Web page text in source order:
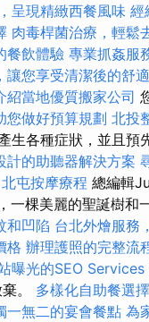
呈現精緻西餐風味 經
肉毒桿菌治療，輕鬆
餐飲體驗 專業抓姦服
讓您享受清潔後的舒
紹當地優質搬家公司
您做好預算規劃 北投
生各種症狀，並且預
計的助聽器解決方案
北屯按摩療程 總編輯
棵美麗的聖誕樹和
和凹陷 台北外燴服務
格 辦理護照的完整流
曝光的SEO Services
。 多樣化自助餐選
一無二的宴會餐點 為